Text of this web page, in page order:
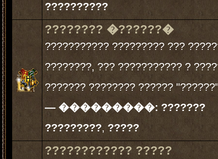
??????????
???????? �??????�
??????????? ????????? ???
????????, ??? ??????????? ?
??????? ???????? ??????
— ���������: ???????
?????????, ?????
???????????? ?????